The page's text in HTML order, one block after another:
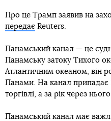
Про це Трамп заявив на
передає Reuters.
Панамський канал — це
Панамську затоку Тихого
Атлантичним океаном, він
Панами. На канал припадає
торгівлі, а за рік через
Панамський канал має